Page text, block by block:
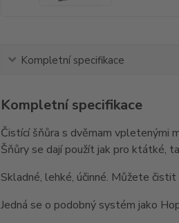
Kompletní specifikace
Kompletní specifikace
Čistící šňůra s dvěmam vpletenými
Šňůry se dají použít jak pro ktátké,
Skladné, lehké, účinné. Můžete
Jedná se o podobný systém jako